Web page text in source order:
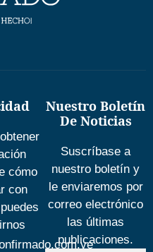
cómo
con
Nuestro Boletín
De Noticias
Suscríbase a
nuestro boletín y
le enviaremos por
correo electrónico
las últimas
publicaciones.